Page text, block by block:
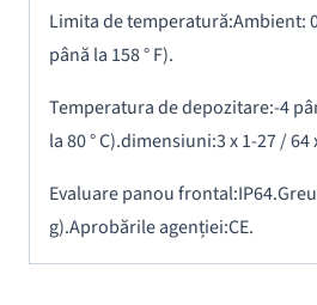
Limita de temperatură:Ambient:
până la 158 ° F).
Temperatura de depozitare:-4
la 80 ° C).dimensiuni:3 x 1-27 / 64
Evaluare panou frontal:IP64.
g).Aprobările agenției:CE.